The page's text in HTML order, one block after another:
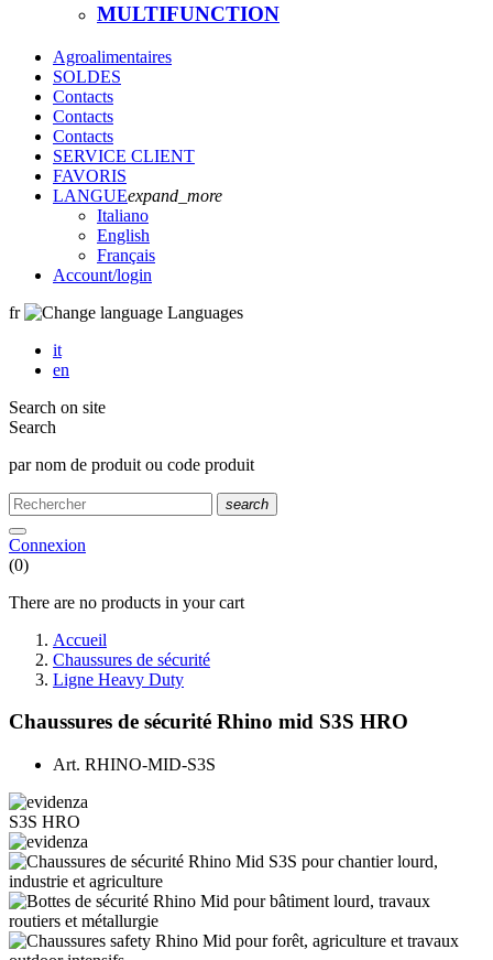
MULTIFUNCTION
Agroalimentaires
SOLDES
Contacts
Contacts
Contacts
SERVICE CLIENT
FAVORIS
LANGUEexpand_more
Italiano
English
Français
Account/login
fr
Languages
it
en
Search on site
Search
par nom de produit ou code produit
search
Connexion
(0)
There are no products in your cart
Accueil
Chaussures de sécurité
Ligne Heavy Duty
Chaussures de sécurité Rhino mid S3S HRO
Art. RHINO-MID-S3S
S3S HRO